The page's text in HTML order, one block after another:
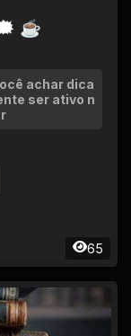
☕
achar dica
ser ativo n
65